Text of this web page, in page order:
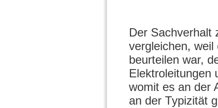
Der Sachverhalt
vergleichen,
beurteilen war,
Elektroleitungen
womit es an der
an der Typizität